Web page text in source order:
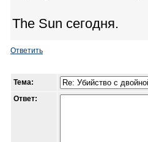
The Sun сегодня.
Ответить
Тема:
Ответ: